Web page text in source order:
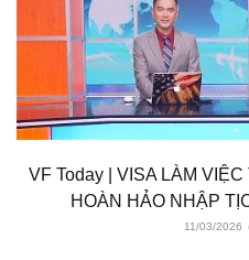
VF Today | VISA LÀM
HOÀN HẢO NHẬP
11/03/2026